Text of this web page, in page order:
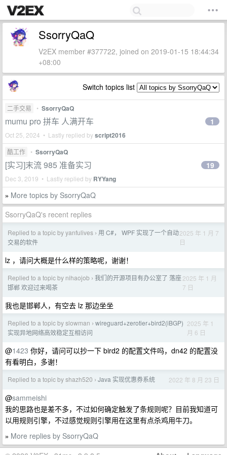
SsorryQaQ
V2EX member #377722, joined on 2019-01-15 18:44:34
+08:00
Switch topics list
二手交易 • SsorryQaQ
mumu pro 拼车 人满开车
Oct 25, 2024 • Lastly replied byscript2016
1
酷工作 • SsorryQaQ
[实习]末流 985 准备实习
Dec 3, 2019 • Lastly replied by RYYang
19
» More topics by SsorryQaQ
SsorryQaQ's recent replies
Replied to a topic by yanfulives › 用 C#， WPF 实现了一个自动
交易的软件
2025 年 1 月 7
日
lz ，请问大概是什么样的策略呢，谢谢！
Replied to a topic by nihaojob › 我们的开源项目有办公室了 落座
邯郸 欢迎过来喝茶
2025 年 1 月
7 日
我也是邯郸人，有空去 lz 那边坐坐
Replied to a topic by slowman › wireguard+zerotier+bird2(iBGP)
实现异地网络高效稳定互相访问
2025 年 1
月 6 日
@1423 你好，请问可以抄一下 bird2 的配置文件吗，dn42 的配置没
有看明白，多谢！
Replied to a topic by shazh520 › Java 实现优惠券系统 2022 年 8 月 23 日
@sammeishi
我的思路也是差不多，不过如何确定触发了条规则呢？目前我知道可
以用规则引擎，不过感觉规则引擎用在这里有点杀鸡用牛刀。
» More replies by SsorryQaQ